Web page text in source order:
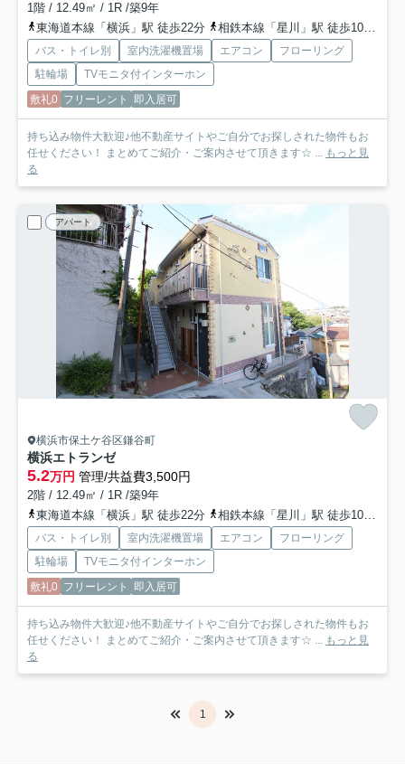
1階 / 12.49㎡ / 1R /築9年
東海道本線「横浜」駅 徒歩22分
相鉄本線「星川」駅 徒歩10分
バス・トイレ別 室内洗濯機置場 エアコン
フローリング
駐輪場
TVモニタ付インターホン
敷礼0 フリーレント 即入居可
持ち込み物件大歓迎♪他不動産サイトやご自分でお探しされた物件もお
任せください！ まとめてご紹介・ご案内させて頂きます☆ ... もっと見
る
アパート
横浜市保土ケ谷区鎌谷町
横浜エトランゼ
5.2万円 管理/共益費3,500円
2階 / 12.49㎡ / 1R /築9年
東海道本線「横浜」駅 徒歩22分
相鉄本線「星川」駅 徒歩10分
バス・トイレ別 室内洗濯機置場 エアコン
フローリング
駐輪場
TVモニタ付インターホン
敷礼0 フリーレント 即入居可
持ち込み物件大歓迎♪他不動産サイトやご自分でお探しされた物件もお
任せください！ まとめてご紹介・ご案内させて頂きます☆ ... もっと見
る
1